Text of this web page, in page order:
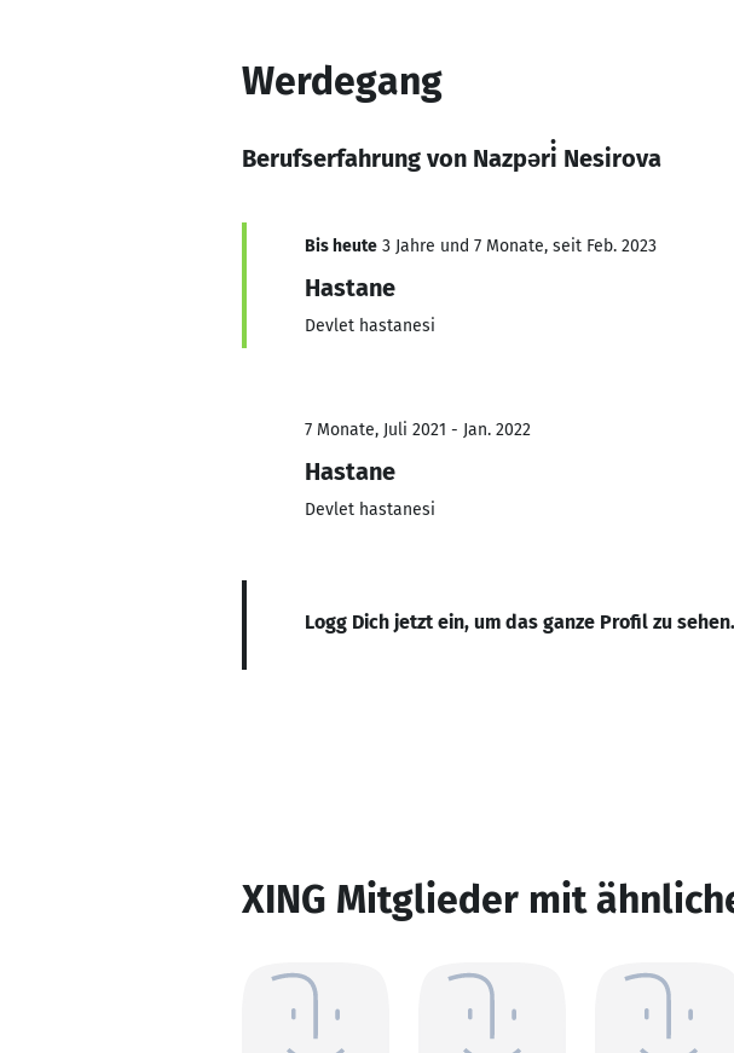
Werdegang
Berufserfahrung von Nazpəri̇ Nesirova
Bis heute 3 Jahre und 7 Monate, seit Feb. 2023
Hastane
Devlet hastanesi
7 Monate, Juli 2021 - Jan. 2022
Hastane
Devlet hastanesi
Logg Dich jetzt ein, um das ganze Profil zu sehen.
XING Mitglieder mit